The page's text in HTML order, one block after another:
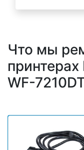
Что мы
WF-